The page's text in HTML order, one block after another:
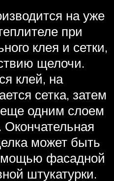
на уже
при
клея и сетки,
щелочи.
клей, на
сетка, затем
одним слоем
Окончательная
может быть
фасадной
штукатурки.